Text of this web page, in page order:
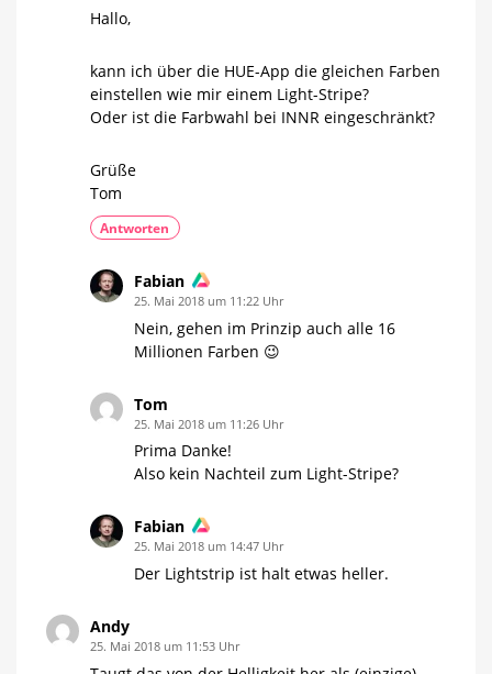
Hallo,
kann ich über die HUE-App die gleichen Farben
einstellen wie mir einem Light-Stripe?
Oder ist die Farbwahl bei INNR eingeschränkt?
Grüße
Tom
Antworten
Fabian
25. Mai 2018 um 11:22 Uhr
Nein, gehen im Prinzip auch alle 16
Millionen Farben 😉
Tom
25. Mai 2018 um 11:26 Uhr
Prima Danke!
Also kein Nachteil zum Light-Stripe?
Fabian
25. Mai 2018 um 14:47 Uhr
Der Lightstrip ist halt etwas heller.
Andy
25. Mai 2018 um 11:53 Uhr